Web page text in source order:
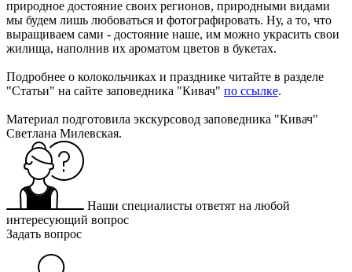
природное достояние своих регионов, природными видами
мы будем лишь любоваться и фотографировать. Ну, а то, что
выращиваем сами - достояние наше, им можно украсить свои
жилища, наполнив их ароматом цветов в букетах.
Подробнее о колокольчиках и празднике читайте в разделе
"Статьи" на сайте заповедника "Кивач" по ссылке.
Материал подготовила экскурсовод заповедника "Кивач"
Светлана Милевская.
Наши специалисты ответят на любой
интересующий вопрос
Задать вопрос